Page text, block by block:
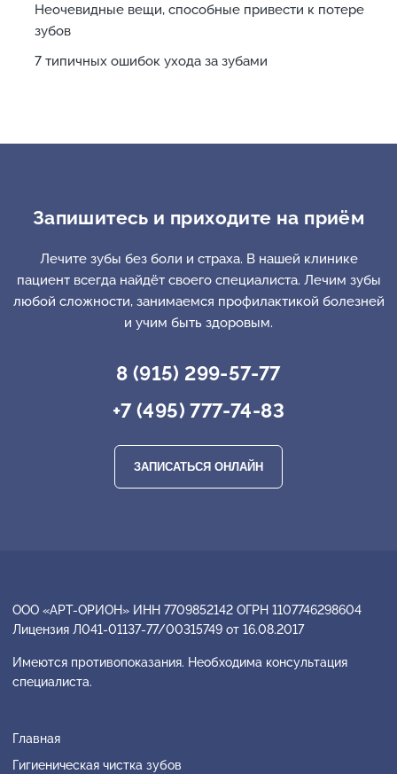
Неочевидные вещи, способные привести к потере
зубов
7 типичных ошибок ухода за зубами
Запишитесь и приходите на приём
Лечите зубы без боли и страха. В нашей клинике
пациент всегда найдёт своего специалиста. Лечим зубы
любой сложности, занимаемся профилактикой болезней
и учим быть здоровым.
8 (915) 299-57-77
+7 (495) 777-74-83
ЗАПИСАТЬСЯ ОНЛАЙН
ООО «АРТ-ОРИОН» ИНН 7709852142 ОГРН 1107746298604
Лицензия Л041-01137-77/00315749 от 16.08.2017
Имеются противопоказания. Необходима консультация
специалиста.
Главная
Гигиеническая чистка зубов